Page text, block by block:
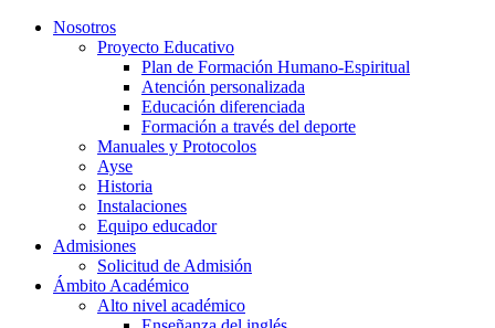
Nosotros
Proyecto Educativo
Plan de Formación Humano-Espiritual
Atención personalizada
Educación diferenciada
Formación a través del deporte
Manuales y Protocolos
Ayse
Historia
Instalaciones
Equipo educador
Admisiones
Solicitud de Admisión
Ámbito Académico
Alto nivel académico